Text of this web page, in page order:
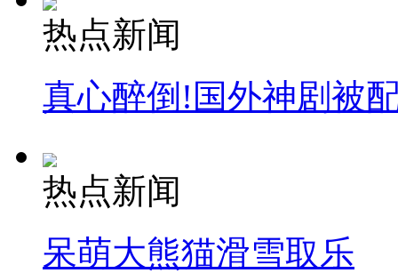
热点新闻
真心醉倒!国外神剧被
热点新闻
呆萌大熊猫滑雪取乐